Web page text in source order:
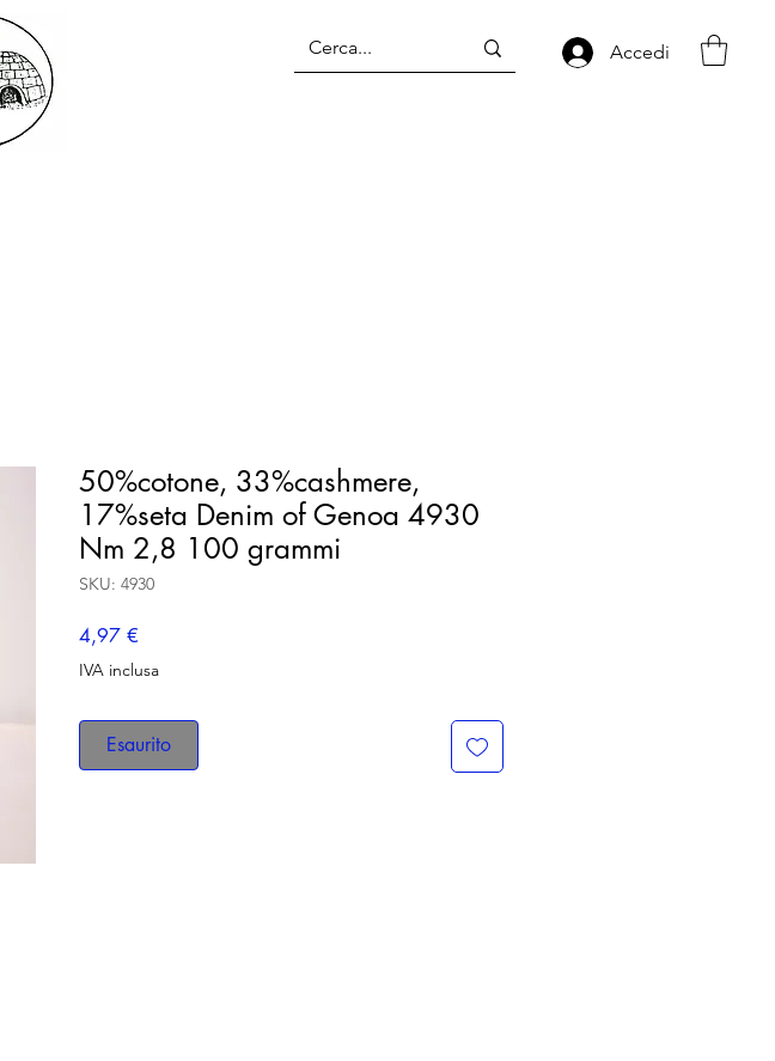
Accedi
50%cotone, 33%cashmere,
17%seta Denim of Genoa 4930
Nm 2,8 100 grammi
SKU: 4930
4,97 €
IVA inclusa
Esaurito